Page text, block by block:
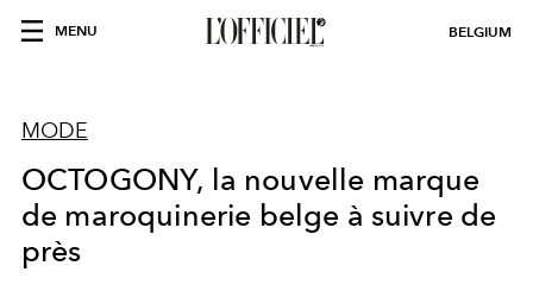
MENU BELGIUM
MODE
OCTOGONY, la nouvelle marque
de maroquinerie belge à suivre de
près